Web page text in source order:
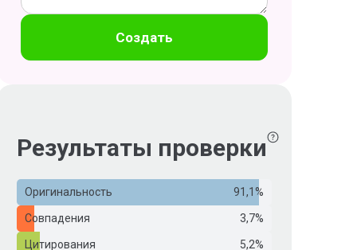
Создать
Результаты проверки
Оригинальность 91,1%
Совпадения 3,7%
Цитирования 5,2%